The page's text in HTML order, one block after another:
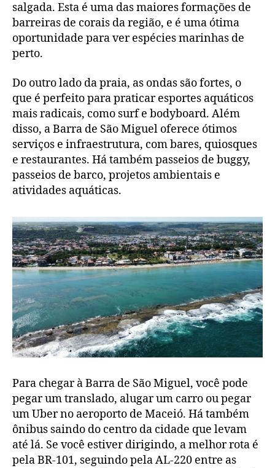
salgada. Esta é uma das maiores formações de
barreiras de corais da região, e é uma ótima
oportunidade para ver espécies marinhas de
perto.
Do outro lado da praia, as ondas são fortes, o
que é perfeito para praticar esportes aquáticos
mais radicais, como surf e bodyboard. Além
disso, a Barra de São Miguel oferece ótimos
serviços e infraestrutura, com bares, quiosques
e restaurantes. Há também passeios de buggy,
passeios de barco, projetos ambientais e
atividades aquáticas.
Para chegar à Barra de São Miguel, você pode
pegar um translado, alugar um carro ou pegar
um Uber no aeroporto de Maceió. Há também
ônibus saindo do centro da cidade que levam
até lá. Se você estiver dirigindo, a melhor rota é
pela BR-101, seguindo pela AL-220 entre as